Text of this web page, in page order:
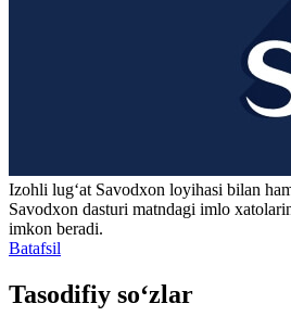
Izohli lugʻat Savodxon loyihasi bilan
Savodxon dasturi matndagi imlo
imkon beradi.
Batafsil
Tasodifiy so‘zlar